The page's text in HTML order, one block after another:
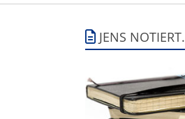
JENS NOTIERT.